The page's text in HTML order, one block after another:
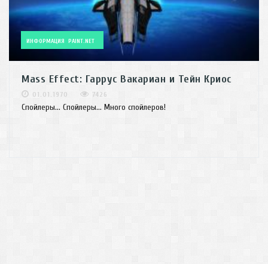
ИНФОРМАЦИЯ PAINT.NET
Mass Effect: Гаррус Вакариан и Тейн Криос
01.01.1970 7426
Спойлеры... Спойлеры... Много спойлеров!